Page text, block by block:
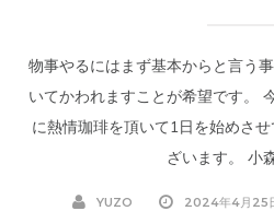
物事やるにはまず基本からと言う
いてかわれますことが希望です。
に熱情珈琲を頂いて1日を始めさ
ざいます。 小
YUZO 2024年4月25